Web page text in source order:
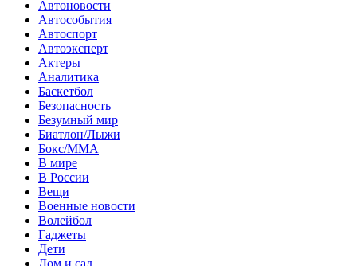
Автоновости
Автособытия
Автоспорт
Автоэксперт
Актеры
Аналитика
Баскетбол
Безопасность
Безумный мир
Биатлон/Лыжи
Бокс/MMA
В мире
В России
Вещи
Военные новости
Волейбол
Гаджеты
Дети
Дом и сад